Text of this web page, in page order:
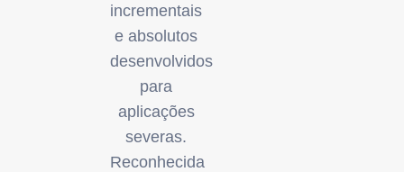
incrementais
e absolutos
desenvolvidos
para
aplicações
severas.
Reconhecida